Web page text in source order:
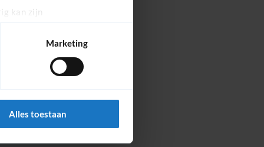
kan zijn
detailgedeeltein. U kunt uw
partners voor social
die u aan ze heeft
Marketing
Alles toestaan